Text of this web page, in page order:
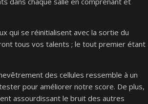
qui se réinitialisent avec la sortie du
tous vos talents ; le tout premier étant
des cellules ressemble à un
pour améliorer notre score. De plus,
assourdissant le bruit des autres